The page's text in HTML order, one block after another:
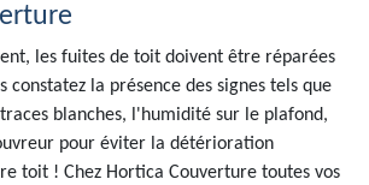
les fuites de toit doivent être réparées
constatez la présence des signes tels que
traces blanches, l'humidité sur le plafond,
pour éviter la détérioration
toit ! Chez Hortica Couverture toutes vos